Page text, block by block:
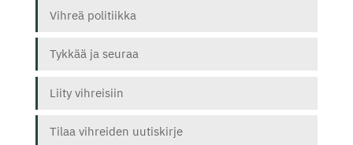
Vihreä politiikka
Tykkää ja seuraa
Liity vihreisiin
Tilaa vihreiden uutiskirje